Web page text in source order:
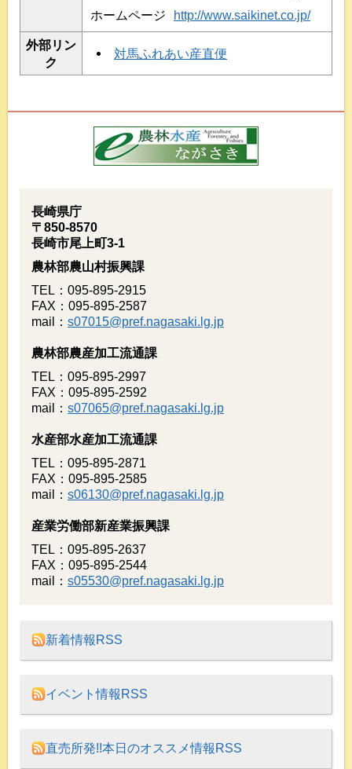
ホームページ
http://www.saikinet.co.jp/
外部リン
ク
対馬ふれあい産直便
長崎県庁
〒850-8570
長崎市尾上町3-1
農林部農山村振興課
TEL：095-895-2915
FAX：095-895-2587
mail： s07015@pref.nagasaki.lg.jp
農林部農産加工流通課
TEL：095-895-2997
FAX：095-895-2592
mail： s07065@pref.nagasaki.lg.jp
水産部水産加工流通課
TEL：095-895-2871
FAX：095-895-2585
mail： s06130@pref.nagasaki.lg.jp
産業労働部新産業振興課
TEL：095-895-2637
FAX：095-895-2544
mail： s05530@pref.nagasaki.lg.jp
新着情報RSS
イベント情報RSS
直売所発!!本日のオススメ情報RSS